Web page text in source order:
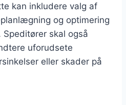
kan inkludere valg af
og optimering
skal også
uforudsete
eller skader på